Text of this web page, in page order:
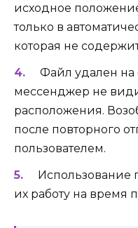
исходное
только в
которая не
Файл удален на
мессенджер не
расположения.
после повторного
пользователем.
Использование
их работу на время